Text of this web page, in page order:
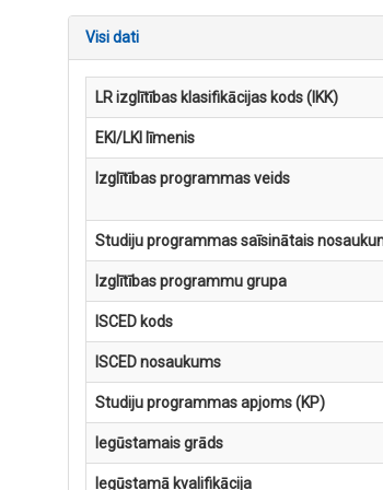
Visi dati
LR izglītības klasifikācijas kods (IKK)
EKI/LKI līmenis
Izglītības programmas veids
Studiju programmas saīsinātais
Izglītības programmu grupa
ISCED kods
ISCED nosaukums
Studiju programmas apjoms (KP)
Iegūstamais grāds
Iegūstamā kvalifikācija